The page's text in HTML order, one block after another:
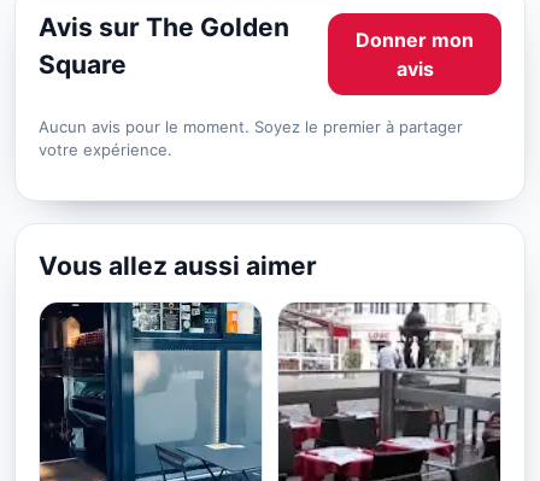
Avis sur The Golden
Square
Donner mon
avis
Aucun avis pour le moment. Soyez le premier à partager
votre expérience.
Vous allez aussi aimer